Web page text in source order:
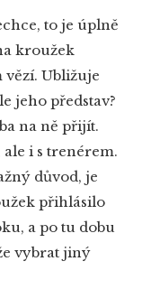
to je úplně
kroužek
vězí. Ubližuje
jeho představ?
na ně přijít.
i s trenérem.
důvod, je
přihlásilo
a po tu dobu
vybrat jiný